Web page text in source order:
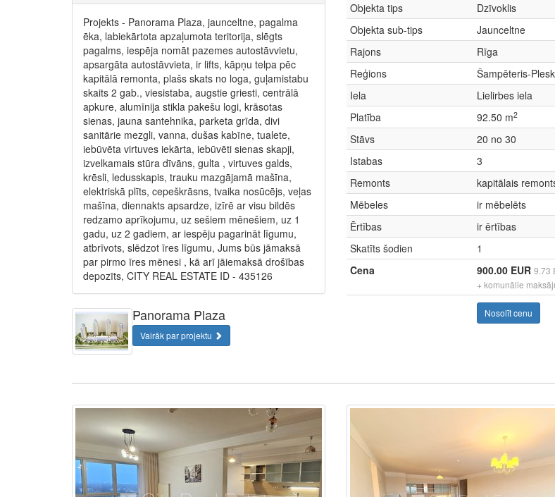
Projekts - Panorama Plaza, jaunceltne, pagalma
ēka, labiekārtota apzaļumota teritorija, slēgts
pagalms, iespēja nomāt pazemes autostāvvietu,
apsargāta autostāvvieta, ir lifts, kāpņu telpa pēc
kapitālā remonta, plašs skats no loga, guļamistabu
skaits 2 gab., viesistaba, augstie griesti, centrālā
apkure, alumīnija stikla pakešu logi, krāsotas
sienas, jauna santehnika, parketa grīda, divi
sanitārie mezgli, vanna, dušas kabīne, tualete,
iebūvēta virtuves iekārta, iebūvēti sienas skapji,
izvelkamais stūra dīvāns, gulta , virtuves galds,
krēsli, ledusskapis, trauku mazgājamā mašīna,
elektriskā plīts, cepeškrāsns, tvaika nosūcējs, veļas
mašīna, diennakts apsardze, izīrē ar visu bildēs
redzamo aprīkojumu, uz sešiem mēnešiem, uz 1
gadu, uz 2 gadiem, ar iespēju pagarināt līgumu,
atbrīvots, slēdzot īres līgumu, Jums būs jāmaksā
par pirmo īres mēnesi , kā arī jāiemaksā drošības
depozīts, CITY REAL ESTATE ID - 435126
Panorama Plaza
Vairāk par projektu
Objekta tips
Dzīvoklis
Objekta sub-tips
Jaunceltne
Rajons
Rīga
Reģions
Šampēteris-
Iela
Lielirbes iela
Platība
92.50 m2
Stāvs
20 no 30
Istabas
3
Remonts
kapitālais
Mēbeles
ir mēbelēts
Ērtības
ir ērtības
Skatīts šodien
1
Cena
900.00 EUR 9.73
+ komunālie
Nosolīt cenu